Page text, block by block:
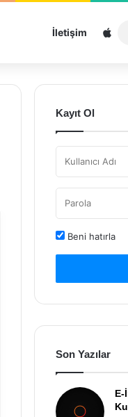
İletişim
Kayıt Ol
Beni hatırla
Son Yazılar
E-